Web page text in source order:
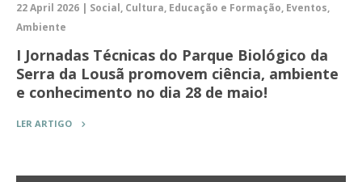
22 April 2026 | Social, Cultura, Educação e Formação, Eventos,
Ambiente
I Jornadas Técnicas do Parque Biológico da
Serra da Lousã promovem ciência, ambiente
e conhecimento no dia 28 de maio!
LER ARTIGO